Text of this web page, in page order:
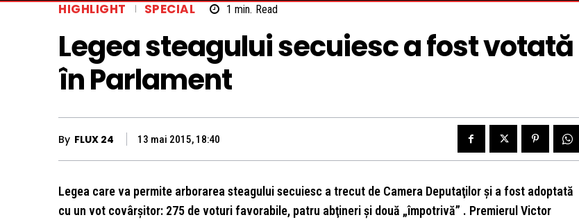
HIGHLIGHT SPECIAL 1 min. Read
Legea steagului secuiesc a fost votată
în Parlament
By FLUX 24 13 mai 2015, 18:40
Legea care va permite arborarea steagului secuiesc a trecut de Camera Deputaţilor şi a fost adoptată
cu un vot covârşitor: 275 de voturi favorabile, patru abţineri şi două „împotrivă” . Premierul Victor